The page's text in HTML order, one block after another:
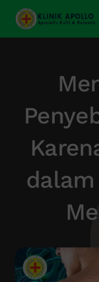
Skip
content
Tentang Kami
Artikel
Kontak Kami